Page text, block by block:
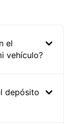
el
vehículo?
depósito